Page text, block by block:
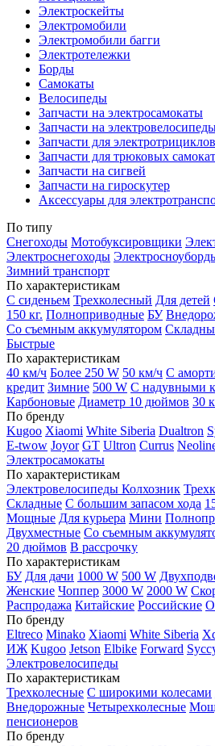
Электроскейты
Электромобили
Электромобили багги
Электротележки
Борды
Самокаты
Велосипеды
Запчасти на электросамокаты
Запчасти на
Запчасти для электротрициклов
Запчасти для трюковых
Запчасти на сигвей
Запчасти на гироскутер
Аксессуары для
По типу
Снегоходы Мотобуксировщики
Электроснегоходы
Зимний транспорт
По характеристикам
С сиденьем Трехколесный Для детей
150 кг. Полноприводные БУ
Со съемным аккумулятором
Быстрые
По характеристикам
40 км/ч Более 250 W 50 км/ч С
кредит Зимние 500 W С надувными
Карбоновые Диаметр 10 дюймов 30
По бренду
Kugoo Xiaomi White Siberia Dualtron
E-twow Joyor GT Ultron Currus
Электросамокаты
По характеристикам
Электровелосипеды Колхозник
Складные С большим запасом хода
Мощные Для курьера Мини
Двухместные Со съемным
20 дюймов В рассрочку
По характеристикам
БУ Для дачи 1000 W 500 W
Женские Чоппер 3000 W 2000 W
Распродажа Китайские Российские
По бренду
Eltreco Minako Xiaomi White Siberia
ИЖ Kugoo Jetson Elbike Forward
Электровелосипеды
По характеристикам
Трехколесные С широкими колесами
Внедорожные Четырехколесные
пенсионеров
По бренду